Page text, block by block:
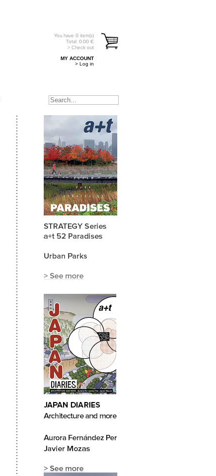
You have 0 item(s)
Total: 0.00 €
> Check out
MY ACCOUNT
> Log in